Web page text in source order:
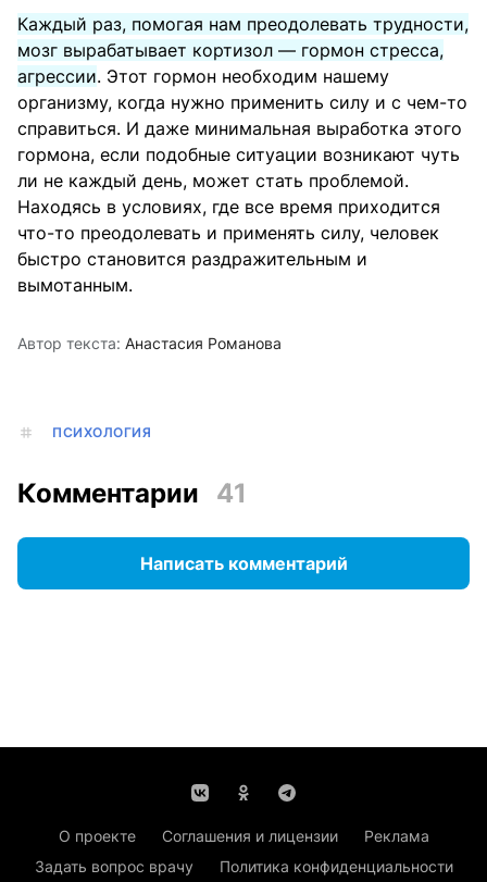
Каждый раз, помогая нам преодолевать трудности,
мозг вырабатывает кортизол — гормон стресса,
агрессии. Этот гормон необходим нашему
организму, когда нужно применить силу и с чем-то
справиться. И даже минимальная выработка этого
гормона, если подобные ситуации возникают чуть
ли не каждый день, может стать проблемой.
Находясь в условиях, где все время приходится
что-то преодолевать и применять силу, человек
быстро становится раздражительным и
вымотанным.
Автор текста: Анастасия Романова
ПСИХОЛОГИЯ
Комментарии 41
Написать комментарий
О проекте Соглашения и лицензии
Реклама
Задать вопрос врачу
Политика конфиденциальности